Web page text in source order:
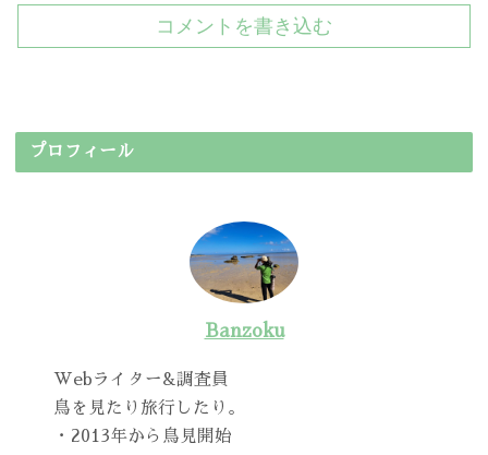
コメントを書き込む
プロフィール
Banzoku
Webライター&調査員
鳥を見たり旅行したり。
・2013年から鳥見開始